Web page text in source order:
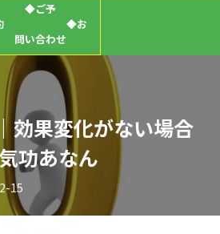
◆ご予
◆お
問い合わせ
効果変化がない場合
功あなん
15